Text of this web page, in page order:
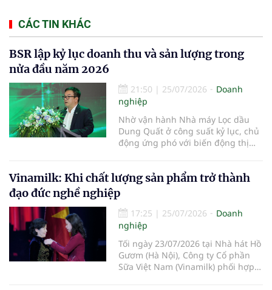
CÁC TIN KHÁC
BSR lập kỷ lục doanh thu và sản lượng trong
nửa đầu năm 2026
21:50 | 25/07/2026
Doanh
nghiệp
Nhờ vận hành Nhà máy Lọc dầu
Dung Quất ở công suất kỷ lục, chủ
động ứng phó với biến động thị
đạt doanh thu hợp nhất hơn
100.900 tỷ đồng trong 6 tháng đầu
năm 2026, vượt xa kế hoạch và tạo
Vinamilk: Khi chất lượng sản phẩm trở thành
đạo đức nghề nghiệp
17:25 | 25/07/2026
Doanh
nghiệp
Tối ngày 23/07/2026 tại Nhà hát Hồ
Gươm (Hà Nội), Công ty Cổ phần
Sữa Việt Nam (Vinamilk) phối hợp